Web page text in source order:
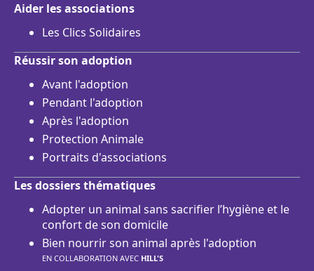
Aider les associations
Les Clics Solidaires
Réussir son adoption
Avant l'adoption
Pendant l'adoption
Après l'adoption
Protection Animale
Portraits d'associations
Les dossiers thématiques
Adopter un animal sans sacrifier l’hygiène et le
confort de son domicile
Bien nourrir son animal après l'adoption
EN COLLABORATION AVEC HILL'S